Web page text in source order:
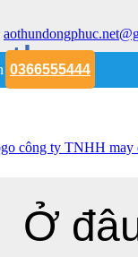
0366555444
Ở